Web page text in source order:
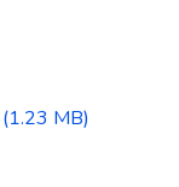
(1.23 MB)